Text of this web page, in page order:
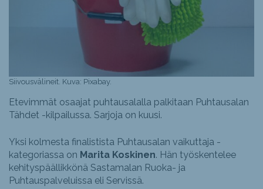
Siivousvälineit. Kuva: Pixabay.
Etevimmät osaajat puhtausalalla palkitaan Puhtausalan
Tähdet -kilpailussa. Sarjoja on kuusi.
Yksi kolmesta finalistista Puhtausalan vaikuttaja -
kategoriassa on Marita Koskinen. Hän työskentelee
kehityspäällikkönä Sastamalan Ruoka- ja
Puhtauspalveluissa eli Servissä.